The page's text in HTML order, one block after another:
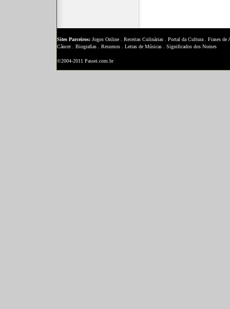
Sites Parceiros: Jogos Online Receitas Culinárias Portal da Cultura
Frases de
Câncer. Biografias Resumos Letras de Músicas Significados dos Nomes
©2004-2011 Passei.com.br